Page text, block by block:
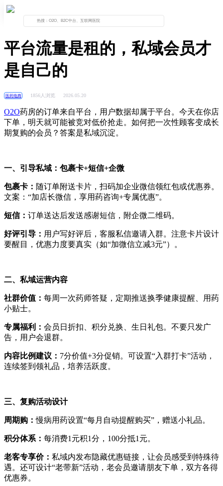
资讯列表 正文
平台流量是租的，私域会员才
是自己的
医药电商 1856人浏览 2026.05.20
O2O药房的订单来自平台，用户数据却属于平台。今天在你店
下单，明天就可能被竞对低价抢走。如何把一次性顾客变成长
期复购的会员？答案是私域沉淀。
一、引导私域：包裹卡+短信+企微
包裹卡： 随订单附送卡片，扫码加企业微信领红包或优惠券。
文案：“加店长微信，享用药咨询+专属优惠”。
短信： 订单送达后发送感谢短信，附企微二维码。
好评引导： 用户写好评后，客服私信邀请入群。注意卡片设计
要醒目，优惠力度要真实（如“加微信立减3元”）。
二、私域运营内容
社群价值： 每周一次药师答疑，定期推送换季健康提醒、用药
小贴士。
专属福利： 会员日折扣、积分兑换、生日礼包。不要只发广
告，用户会退群。
内容比例建议： 7分价值+3分促销。可设置“入群打卡”活动，
连续签到领礼品，培养活跃度。
三、复购活动设计
周期购：慢病用药设置“每月自动提醒购买”，赠送小礼品。
积分体系： 每消费1 元积1分， 100分抵1 元。
老客专享价： 私域内发布隐藏优惠链接，让会员感受到特殊待
遇。还可设计“老带新”活动，老会员邀请朋友下单，双方各得
优惠券。